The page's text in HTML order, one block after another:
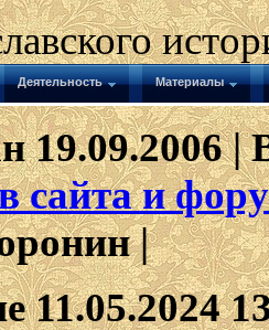
Деятельность Материалы
19.09.2006 |
сайта и
|
11.05.2024